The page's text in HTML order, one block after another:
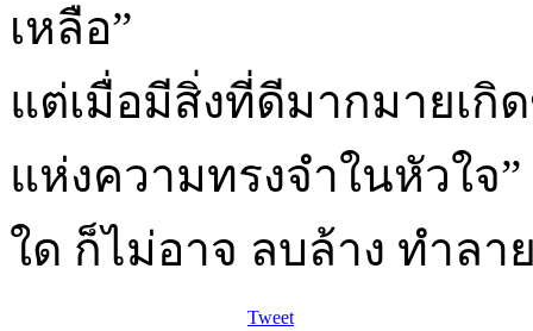
เหลือ”
แต่เมื่อมีสิ่งที่ดีมากมายเกิ
แห่งความทรงจำในหัวใจ
ใด ก็ไม่อาจ ลบล้าง ทำลา
Tweet